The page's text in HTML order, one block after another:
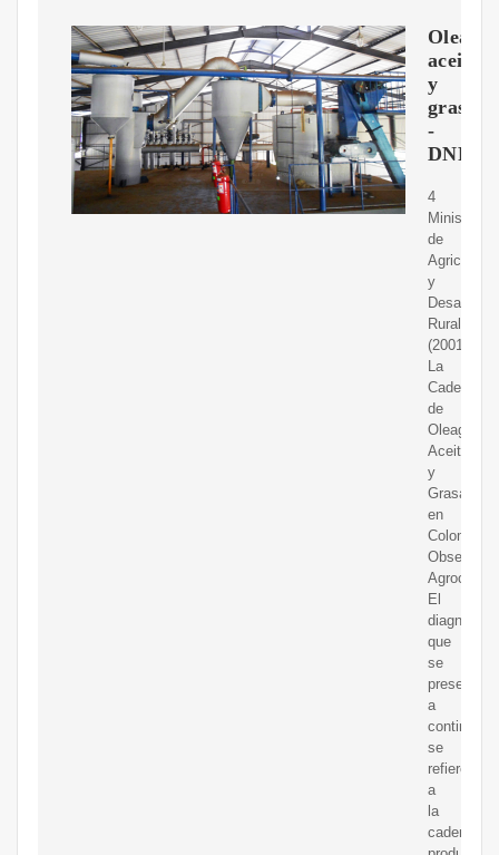
aceites
y
grasas
-
DNP
4
Ministerio
de
Agricultura
y
Desarrollo
Rural
(2001)
La
Cadena
de
Aceites
y
Grasas
en
Colombia.
El
que
se
presenta
a
se
refiere
a
la
cadena